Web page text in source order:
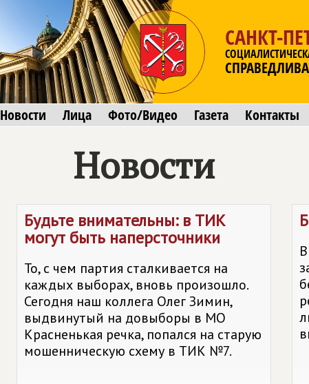
САНКТ-
Новости Лица Фото/Видео Газета Контакты
Новости
Будьте внимательны: в ТИК
могут быть наперсточники
То, с чем партия сталкивается на
каждых выборах, вновь произошло.
Сегодня наш коллега Олег Зимин,
выдвинутый на довыборы в МО
Красненькая речка, попался на старую
мошенническую схему в ТИК №7.